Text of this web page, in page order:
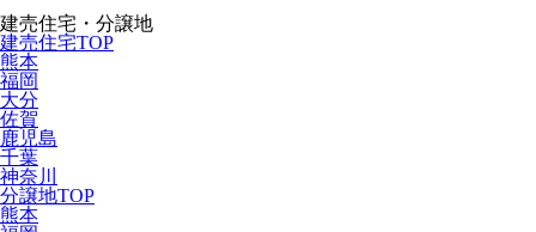
建売住宅・分譲地
建売住宅TOP
熊本
福岡
大分
佐賀
鹿児島
千葉
神奈川
分譲地TOP
熊本